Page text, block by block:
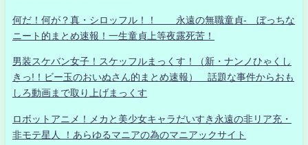
何だ！何が？真・シロッフル！！ 永遠の無職童貞- ぼっちな
ニート的まとめ速報！一生童貞上等夜露死苦！
男装スケバン女子！スケッフルまっくす！（新・ナンノひゃくし
きっ!！ビー玉のおいぬさん的まとめ速報） 話題な事件からおも
しろ動画まで取り上げまっくす
ロボットアニメ！メカと美少女キャラだいすき永遠の非リア充・
非モテ星人 ！あらゆるマニアの為のマニアックサイト